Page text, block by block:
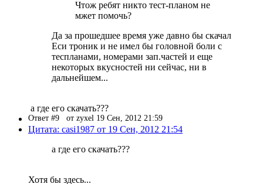
Чтож ребят никто тест-планом не
мжет помочь?
Да за прошедшее время уже давно бы скачал
Еси троник и не имел бы головной боли с
теспланами, номерами зап.частей и еще
некоторых вкусностей ни сейчас, ни в
дальнейшем...
а где его скачать???
Ответ #9 от zyxel 19 Сен, 2012 21:59
Цитата: casi1987 от 19 Сен, 2012 21:54
а где его скачать???
Хотя бы здесь...